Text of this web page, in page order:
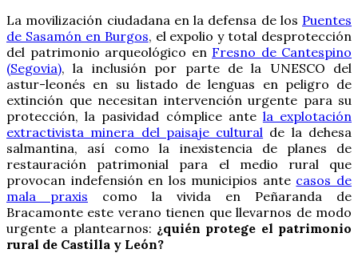
La movilización ciudadana en la defensa de los Puentes
de Sasamón en Burgos, el expolio y total desprotección
del patrimonio arqueológico en Fresno de Cantespino
(Segovia), la inclusión por parte de la UNESCO del
astur-leonés en su listado de lenguas en peligro de
extinción que necesitan intervención urgente para su
protección, la pasividad cómplice ante la explotación
extractivista minera del paisaje cultural de la dehesa
salmantina, así como la inexistencia de planes de
restauración patrimonial para el medio rural que
provocan indefensión en los municipios ante casos de
mala praxis como la vivida en Peñaranda de
Bracamonte este verano tienen que llevarnos de modo
urgente a plantearnos: ¿quién protege el patrimonio
rural de Castilla y León?